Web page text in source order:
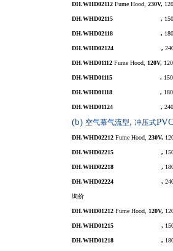
DH.WHD02112 Fume Hood, 230V,
DH.WHD02115 ,
DH.WHD02118 ,
DH.WHD02124 ,
DH.WHD01112 Fume Hood, 120V,
DH.WHD01115 ,
DH.WHD01118 ,
DH.WHD01124 ,
(b) 空气幕气流型, 冲压式
DH.WHD02212 Fume Hood, 230V,
DH.WHD02215 ,
DH.WHD02218 ,
DH.WHD02224 ,
询价
DH.WHD01212 Fume Hood, 120V,
DH.WHD01215 ,
DH.WHD01218 ,